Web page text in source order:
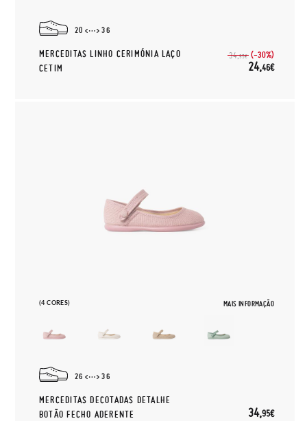
20 36
MERCEDITAS LINHO CERIMÓNIA LAÇO
CETIM
34,95€ (-30%)
24,46€
(4 CORES) MAIS INFORMAÇÃO
26 36
MERCEDITAS DECOTADAS DETALHE
BOTÃO FECHO ADERENTE
34,95€